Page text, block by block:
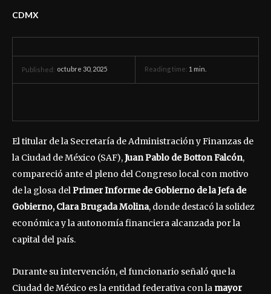
CDMX
Published: octubre 30, 2025 Reading time: 1 min.
El titular de la Secretaría de Administración y Finanzas de
la Ciudad de México (SAF),Juan Pablo de Botton Falcón,
compareció ante el pleno del Congreso local con motivo
de la glosa delPrimer Informe de Gobierno de la Jefa de
Gobierno, Clara Brugada Molina, donde destacó la solidez
económica y la autonomía financiera alcanzada por la
capital del país.
Durante su intervención, el funcionario señaló que la
Ciudad de México es la entidad federativa con la mayor